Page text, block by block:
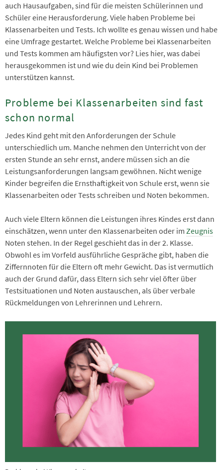
auch Hausaufgaben, sind für die meisten Schülerinnen und
Schüler eine Herausforderung. Viele haben Probleme bei
Klassenarbeiten und Tests. Ich wollte es genau wissen und habe
eine Umfrage gestartet. Welche Probleme bei Klassenarbeiten
und Tests kommen am häufigsten vor? Lies hier, was dabei
herausgekommen ist und wie du dein Kind bei Problemen
unterstützen kannst.
Probleme bei Klassenarbeiten sind fast
schon normal
Jedes Kind geht mit den Anforderungen der Schule
unterschiedlich um. Manche nehmen den Unterricht von der
ersten Stunde an sehr ernst, andere müssen sich an die
Leistungsanforderungen langsam gewöhnen. Nicht wenige
Kinder begreifen die Ernsthaftigkeit von Schule erst, wenn sie
Klassenarbeiten oder Tests schreiben und Noten bekommen.
Auch viele Eltern können die Leistungen ihres Kindes erst dann
einschätzen, wenn unter den Klassenarbeiten oder im Zeugnis
Noten stehen. In der Regel geschieht das in der 2. Klasse.
Obwohl es im Vorfeld ausführliche Gespräche gibt, haben die
Ziffernnoten für die Eltern oft mehr Gewicht. Das ist vermutlich
auch der Grund dafür, dass Eltern sich sehr viel öfter über
Testsituationen und Noten austauschen, als über verbale
Rückmeldungen von Lehrerinnen und Lehrern.